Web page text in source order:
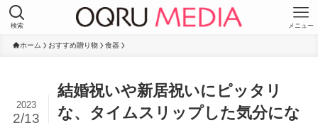
検索 メニュー
ホーム おすすめ贈り物 食器
結婚祝いや新居祝いにピッタリ
な、タイムスリップした気分にな
2023
2/13